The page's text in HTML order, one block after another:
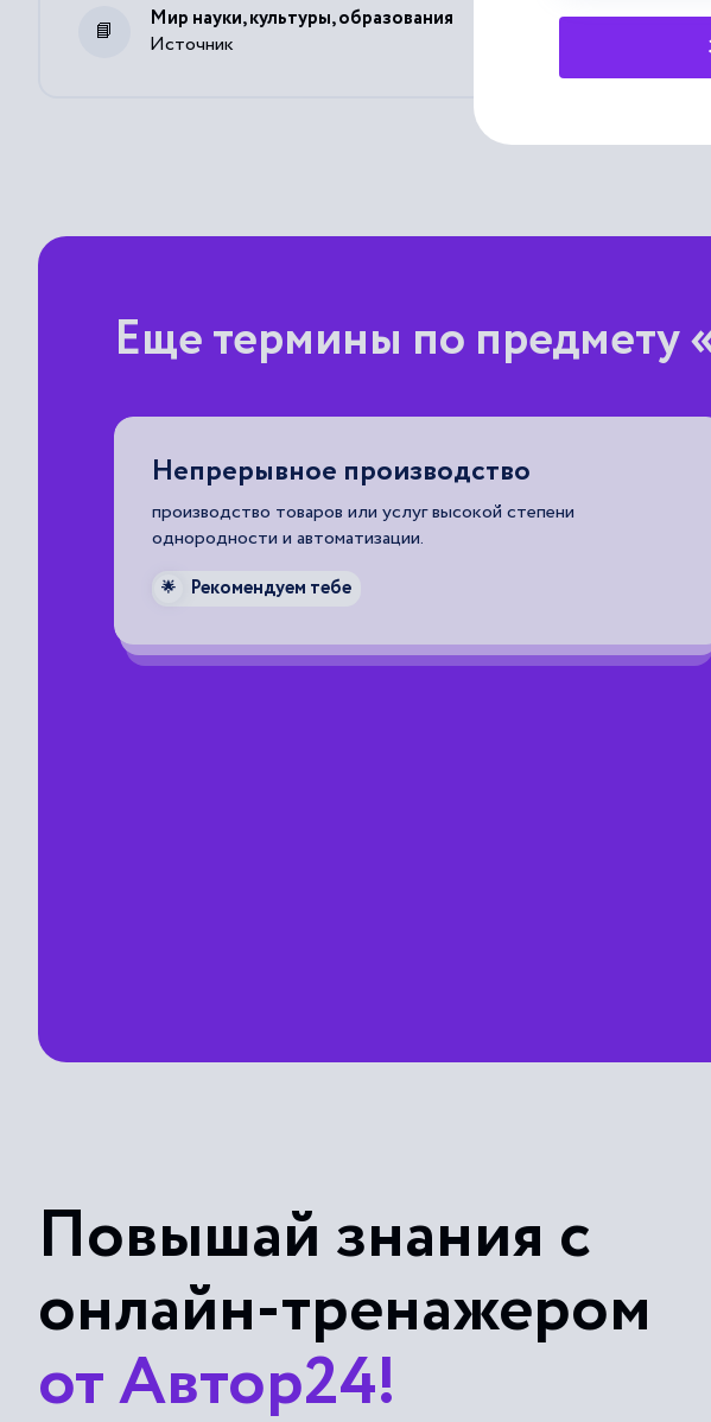
Источник
Мир науки, культуры, образования
Еще термины по
Непрерывное производство
производство товаров или услуг высокой степени
однородности и автоматизации.
🌟 Рекомендуем тебе
Повышай знания с
онлайн-тренажером
от Автор24!